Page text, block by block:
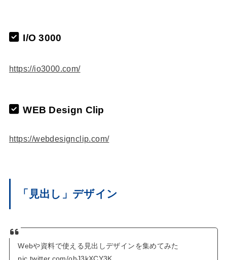
I/O 3000
https://io3000.com/
WEB Design Clip
https://webdesignclip.com/
「見出し」デザイン
Webや資料で使える見出しデザインを集めてみた
pic.twitter.com/ohJ3kXCY3K